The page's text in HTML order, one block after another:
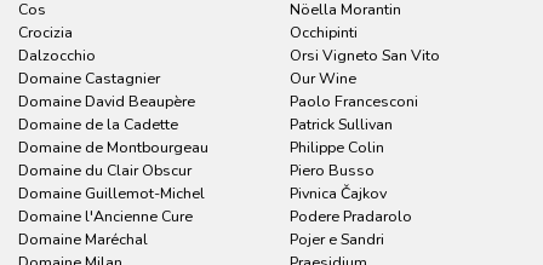
Cos
Crocizia
Dalzocchio
Domaine Castagnier
Domaine David Beaupère
Domaine de la Cadette
Domaine de Montbourgeau
Domaine du Clair Obscur
Domaine Guillemot-Michel
Domaine l'Ancienne Cure
Domaine Maréchal
Nöella Morantin
Occhipinti
Orsi Vigneto San Vito
Our Wine
Paolo Francesconi
Patrick Sullivan
Philippe Colin
Piero Busso
Pivnica Čajkov
Podere Pradarolo
Pojer e Sandri